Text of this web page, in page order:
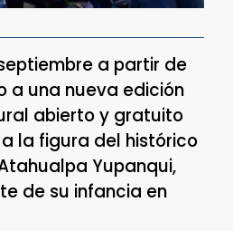
a partir de
a una nueva edición
abierto y gratuito
la figura del histórico
Yupanqui,
de su infancia en